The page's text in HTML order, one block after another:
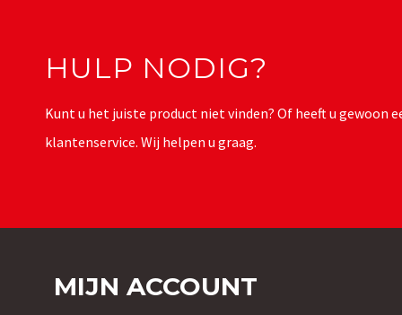
HULP NODIG?
Kunt u het juiste product niet vinden? Of heeft u gewoon
klantenservice. Wij helpen u graag.
MIJN ACCOUNT